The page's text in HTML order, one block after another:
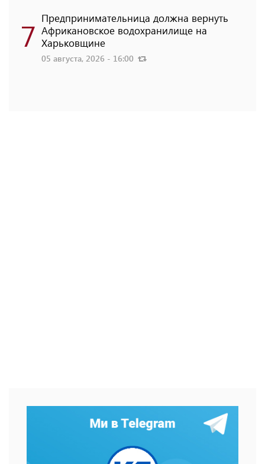
7 Предпринимательница должна вернуть
Африкановское водохранилище на
Харьковщине
05 августа, 2026 - 16:00